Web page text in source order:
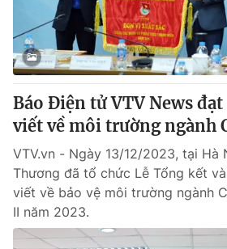
Nguyễn Trọng Ninh
Tổng đài VTV:024.38 355 931 - 024.38
Ðiện thoại Thời báo VTV:024.66 897
Email:toasoan@vtv.vn
Liên hệ quảng cáo:024-7300.7108
Báo Điện tử VTV News
viết về môi trường ngành
VTV.vn - Ngày 13/12/2023, tại Hà
Thương đã tổ chức Lễ Tổng kết
viết về bảo vệ môi trường ngành
II năm 2023.